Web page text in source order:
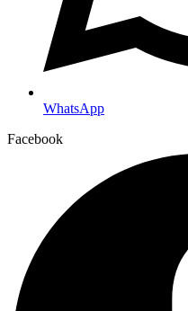
WhatsApp
Facebook